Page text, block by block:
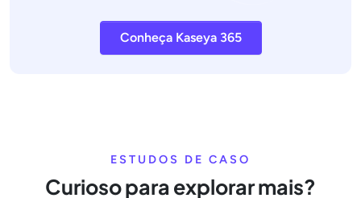
Conheça Kaseya 365
ESTUDOS DE CASO
Curioso para explorar mais?